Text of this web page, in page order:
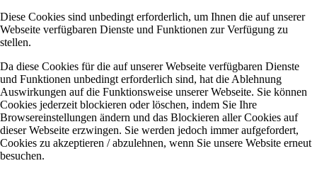
Diese Cookies sind unbedingt erforderlich, um Ihnen die auf unserer
Webseite verfügbaren Dienste und Funktionen zur Verfügung zu
stellen.
Da diese Cookies für die auf unserer Webseite verfügbaren Dienste
und Funktionen unbedingt erforderlich sind, hat die Ablehnung
Auswirkungen auf die Funktionsweise unserer Webseite. Sie können
Cookies jederzeit blockieren oder löschen, indem Sie Ihre
Browsereinstellungen ändern und das Blockieren aller Cookies auf
dieser Webseite erzwingen. Sie werden jedoch immer aufgefordert,
Cookies zu akzeptieren / abzulehnen, wenn Sie unsere Website erneut
besuchen.